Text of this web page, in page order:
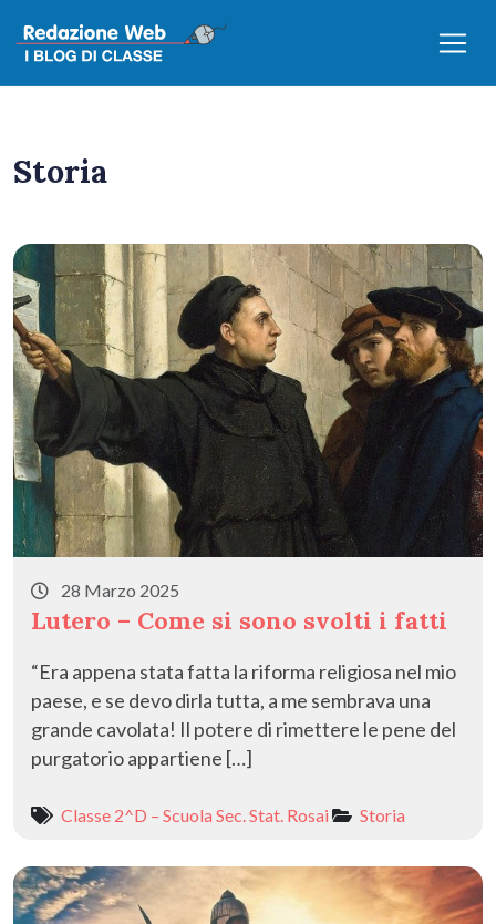
Storia
28 Marzo 2025
Lutero – Come si sono svolti i fatti
“Era appena stata fatta la riforma religiosa nel mio
paese, e se devo dirla tutta, a me sembrava una
grande cavolata! Il potere di rimettere le pene del
purgatorio appartiene […]
Classe 2^D – Scuola Sec. Stat. Rosai Storia